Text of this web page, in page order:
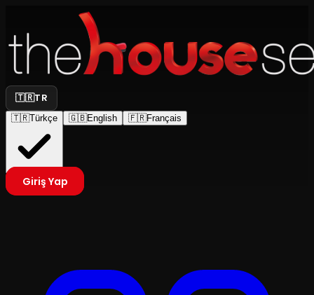
🇹🇷TR
🇹🇷Türkçe 🇬🇧English 🇫🇷Français
Giriş Yap